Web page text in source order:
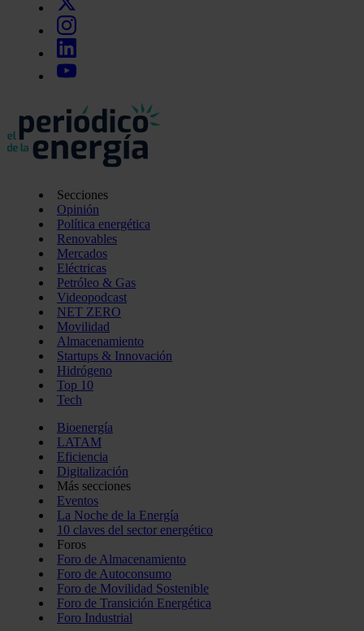
Secciones
Opinión
Política energética
Renovables
Mercados
Eléctricas
Petróleo & Gas
Videopodcast
NET ZERO
Movilidad
Almacenamiento
Startups & Innovación
Hidrógeno
Top 10
Tech
Bioenergía
LATAM
Eficiencia
Digitalización
Más secciones
Eventos
La Noche de la Energía
10 claves del sector energético
Foros
Foro de Almacenamiento
Foro de Autoconsumo
Foro de Movilidad Sostenible
Foro de Transición Energética
Foro Industrial